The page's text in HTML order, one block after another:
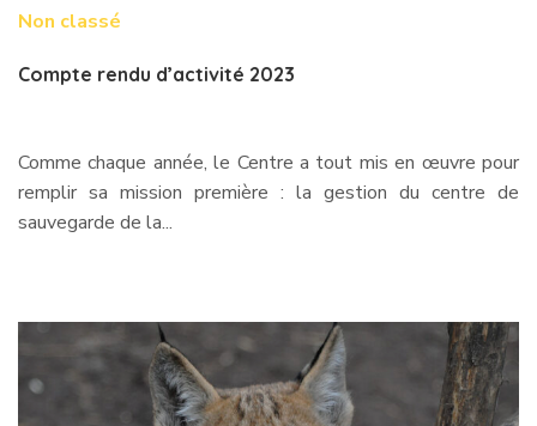
Non classé
Compte rendu d’activité 2023
Comme chaque année, le Centre a tout mis en œuvre pour
remplir sa mission première : la gestion du centre de
sauvegarde de la...